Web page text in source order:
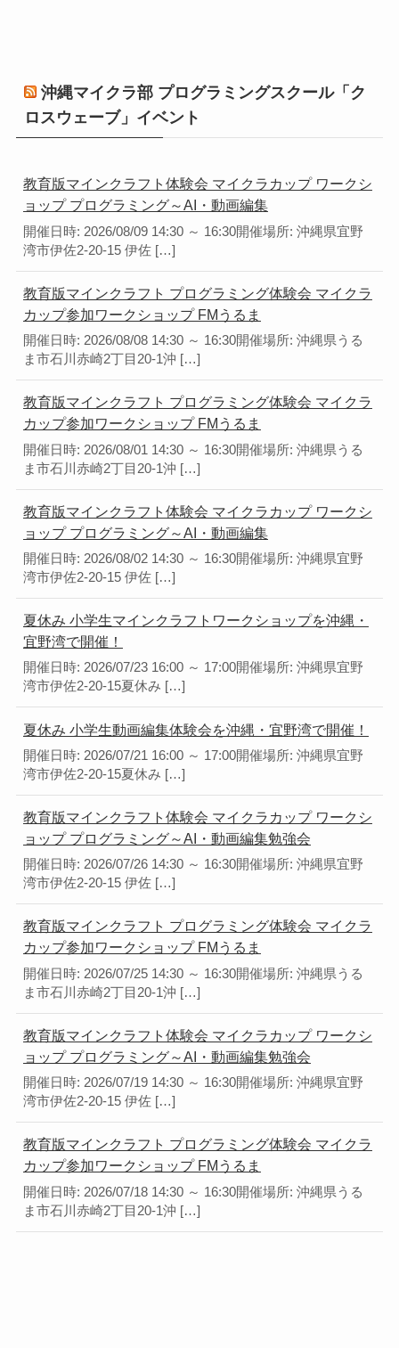
沖縄マイクラ部 プログラミングスクール「ク
ロスウェーブ」イベント
教育版マインクラフト体験会 マイクラカップ ワークシ
ョップ プログラミング～AI・動画編集
開催日時: 2026/08/09 14:30 ～ 16:30開催場所: 沖縄県宜野
湾市伊佐2-20-15 伊佐 […]
教育版マインクラフト プログラミング体験会 マイクラ
カップ参加ワークショップ FMうるま
開催日時: 2026/08/08 14:30 ～ 16:30開催場所: 沖縄県うる
ま市石川赤崎2丁目20-1沖 […]
教育版マインクラフト プログラミング体験会 マイクラ
カップ参加ワークショップ FMうるま
開催日時: 2026/08/01 14:30 ～ 16:30開催場所: 沖縄県うる
ま市石川赤崎2丁目20-1沖 […]
教育版マインクラフト体験会 マイクラカップ ワークシ
ョップ プログラミング～AI・動画編集
開催日時: 2026/08/02 14:30 ～ 16:30開催場所: 沖縄県宜野
湾市伊佐2-20-15 伊佐 […]
夏休み 小学生マインクラフトワークショップを沖縄・
宜野湾で開催！
開催日時: 2026/07/23 16:00 ～ 17:00開催場所: 沖縄県宜野
湾市伊佐2-20-15夏休み […]
夏休み 小学生動画編集体験会を沖縄・宜野湾で開催！
開催日時: 2026/07/21 16:00 ～ 17:00開催場所: 沖縄県宜野
湾市伊佐2-20-15夏休み […]
教育版マインクラフト体験会 マイクラカップ ワークシ
ョップ プログラミング～AI・動画編集勉強会
開催日時: 2026/07/26 14:30 ～ 16:30開催場所: 沖縄県宜野
湾市伊佐2-20-15 伊佐 […]
教育版マインクラフト プログラミング体験会 マイクラ
カップ参加ワークショップ FMうるま
開催日時: 2026/07/25 14:30 ～ 16:30開催場所: 沖縄県うる
ま市石川赤崎2丁目20-1沖 […]
教育版マインクラフト体験会 マイクラカップ ワークシ
ョップ プログラミング～AI・動画編集勉強会
開催日時: 2026/07/19 14:30 ～ 16:30開催場所: 沖縄県宜野
湾市伊佐2-20-15 伊佐 […]
教育版マインクラフト プログラミング体験会 マイクラ
カップ参加ワークショップ FMうるま
開催日時: 2026/07/18 14:30 ～ 16:30開催場所: 沖縄県うる
ま市石川赤崎2丁目20-1沖 […]